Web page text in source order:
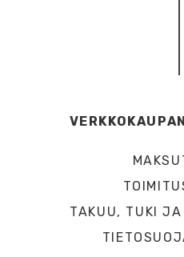
TAKUU, TUKI